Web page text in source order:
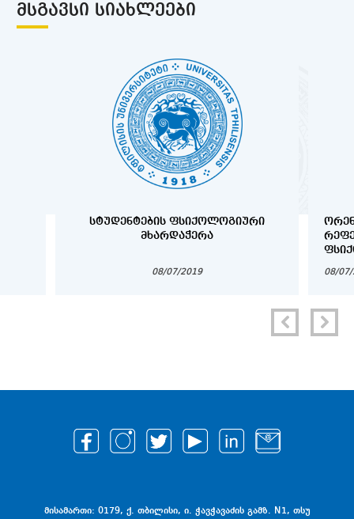
ᲛᲡᲒᲐᲕᲡᲘ ᲡᲘᲐᲮᲚᲔᲔᲑᲘ
ᲡᲢᲣᲓᲔᲜᲢᲔᲑᲘᲡ ᲤᲡᲘᲥᲝᲚᲝᲒᲘᲣᲠᲘ
ᲛᲮᲐᲠᲓᲐᲭᲔᲠᲐ
08/07/2019 08/
მისამართი: 0179, ქ. თბილისი, ი. ჭავჭავაძის გამზ. N1, თსუ